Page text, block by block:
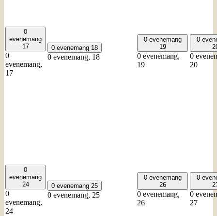
0
evenemang
17
0
evenemang,
17
0 evenemang 18
0 evenemang, 18
0 evenemang
19
0 evenemang,
19
0
0
20
0
evenemang
24
0
evenemang,
24
0 evenemang 25
0 evenemang, 25
0 evenemang
26
0 evenemang,
26
0
0
27